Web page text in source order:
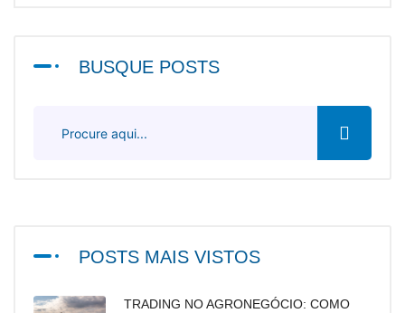
BUSQUE POSTS
POSTS MAIS VISTOS
TRADING NO AGRONEGÓCIO: COMO